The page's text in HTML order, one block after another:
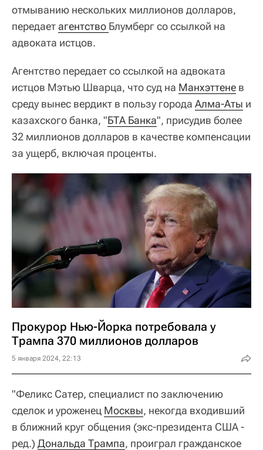
отмыванию нескольких миллионов долларов,
передаетагентство Блумберг со ссылкой на
адвоката истцов.
Агентство передает со ссылкой на адвоката
истцов Мэтью Шварца, что суд на Манхэттене в
среду вынес вердикт в пользу города Алма-Аты и
казахского банка, "БТА Банка", присудив более
32 миллионов долларов в качестве компенсации
за ущерб, включая проценты.
Прокурор Нью-Йорка потребовала у
Трампа 370 миллионов долларов
5 января 2024, 22:13
"Феликс Сатер, специалист по заключению
сделок и уроженец Москвы, некогда входивший
в ближний круг общения (экс-президента США -
ред.) Дональда Трампа, проиграл гражданское